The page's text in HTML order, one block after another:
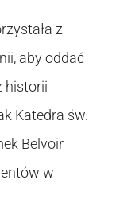
z
aby oddać
historii
Katedra św.
Belvoir
w